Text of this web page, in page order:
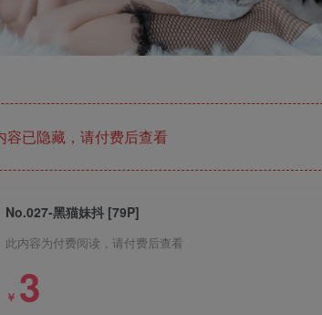
已隐藏，请付费后查看
No.027-黑猫妹抖 [79P]
此内容为付费阅读，请付费后查看
￥ 3